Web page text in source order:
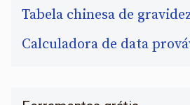
Tabela chinesa de
Calculadora de data